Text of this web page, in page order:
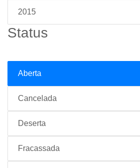
2015
Status
Aberta
Cancelada
Deserta
Fracassada